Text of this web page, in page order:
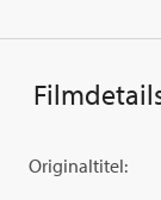
Originaltitel: